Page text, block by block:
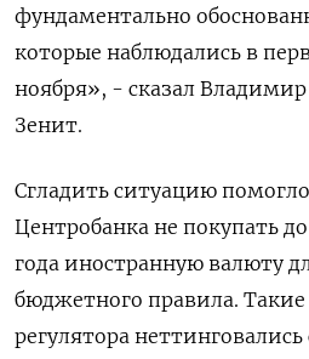
фундаментально
которые наблюдались в
ноября», - сказал
Зенит.
Сгладить ситуацию
Центробанка не покупать
года иностранную валюту
бюджетного правила.
регулятора